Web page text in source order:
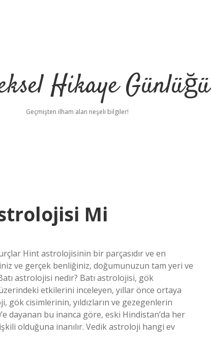
Hikaye Günlüğü
Geçmişten ilham alan neşeli bilgiler!
Mi
Hint astrolojisinin bir parçasıdır ve en
ve gerçek benliğiniz, doğumunuzun tam yeri ve
astrolojisi nedir? Batı astrolojisi, gök
etkilerini inceleyen, yıllar önce ortaya
gök cisimlerinin, yıldızların ve gezegenlerin
dayanan bu inanca göre, eski Hindistan’da her
olduğuna inanılır. Vedik astroloji hangi ev